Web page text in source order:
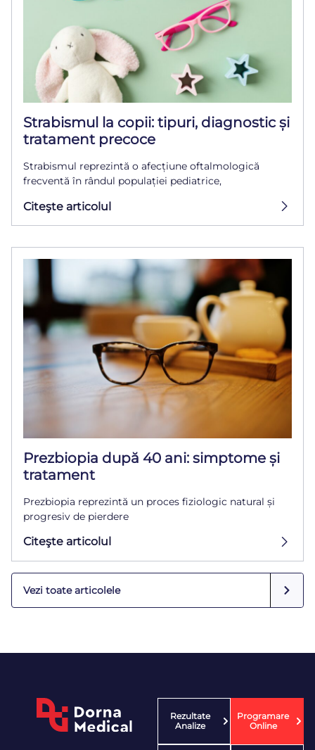
Strabismul la copii: tipuri, diagnostic și
tratament precoce
Strabismul reprezintă o afecțiune oftalmologică
frecventă în rândul populației pediatrice,
Citeşte articolul
Prezbiopia după 40 ani: simptome și
tratament
Prezbiopia reprezintă un proces fiziologic natural și
progresiv de pierdere
Citeşte articolul
Vezi toate articolele
Rezultate
Analize
Programare
Online